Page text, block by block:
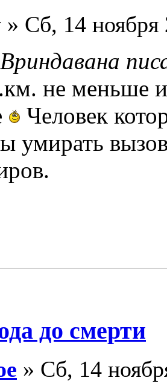
» Сб, 14 ноября
не меньше
Человек
умирать
до смерти
» Сб, 14